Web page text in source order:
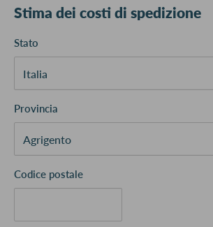
Stima dei costi di spedizione
Stato
Provincia
Codice postale